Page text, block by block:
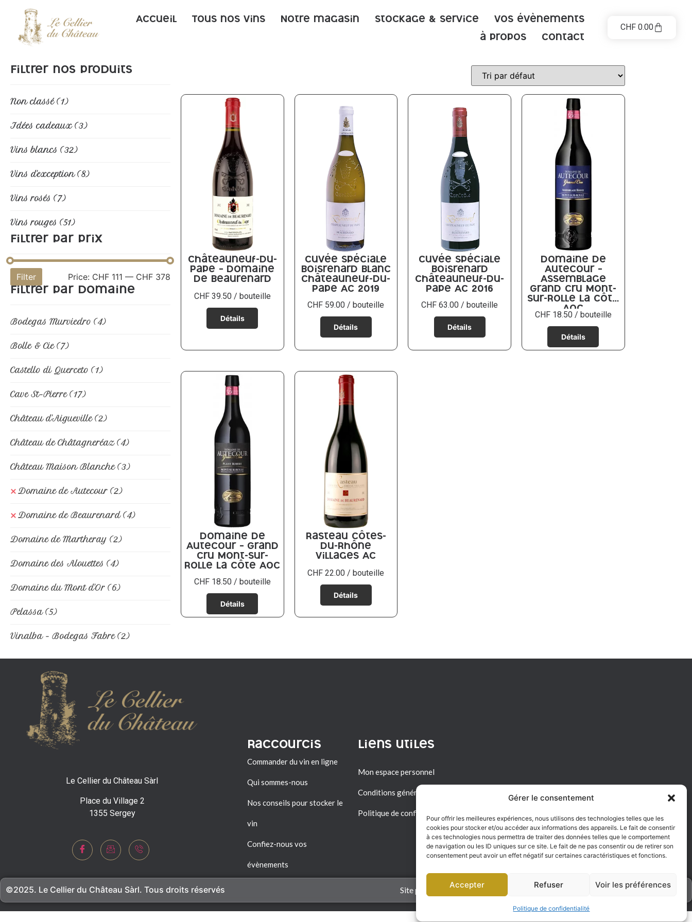
Gérer le consentement
Pour offrir les meilleures expériences, nous utilisons des technologies telles que les
cookies pour stocker et/ou accéder aux informations des appareils. Le fait de consentir
à ces technologies nous permettra de traiter des données telles que le comportement
de navigation ou les ID uniques sur ce site. Le fait de ne pas consentir ou de retirer son
consentement peut avoir un effet négatif sur certaines caractéristiques et fonctions.
Accepter Refuser Voir les préférences
Politique de confidentialité
Accueil Tous nos vins Notre magasin Stockage & service Vos évènements
à propos contact
CHF0.00
Filtrer nos produits
Non classé (1)
Idées cadeaux (3)
Vins blancs (32)
Vins d'exception(8)
Vins rosés (7)
Vins rouges (51)
Filtrer par prix
Filter Price: CHF 111 — CHF 378
Filtrer par domaine
Bodegas Murviedro (4)
Bolle & Cie (7)
Castello di Querceto (1)
Cave St-Pierre (17)
Château d'Aigueville (2)
Château de Châtagneréaz (4)
Château Maison Blanche (3)
Domaine de Autecour (2)
Domaine de Beaurenard (4)
Domaine de Martheray (2)
Domaine des Alouettes (4)
Domaine du Mont d'Or (6)
Pelassa (5)
Vinalba - Bodegas Fabre (2)
Châteauneuf-du-
Pape – Domaine
de Beaurenard
CHF39.50 / bouteille
Cuvée Spéciale
Boisrenard blanc
Châteauneuf-du-
Pape AC 2019
CHF 59.00 / bouteille
Cuvée Spéciale
Boisrenard
Châteauneuf-du-
Pape AC 2016
CHF 63.00 / bouteille
Domaine de
Autecour –
Assemblage
Grand Cru Mont-
sur-Rolle La Côte
AOC
CHF18.50 / bouteille
Domaine de
Autecour – Grand
Cru Mont-sur-
Rolle La Côte AOC
CHF18.50 / bouteille
Rasteau Côtes-
du-Rhône
Villages AC
CHF 22.00 / bouteille
Le Cellier du Château Sàrl
Place du Village 2
1355 Sergey
Raccourcis
Commander du vin en ligne
Qui sommes-nous
Nos conseils pour stocker le
vin
Confiez-nous vos
évènements
Liens utiles
Mon espace personnel
Conditions générales de vente
Politique de confidentialité
©2025. Le Cellier du Château Sàrl. Tous droits réservés Site par ccbycc.ch